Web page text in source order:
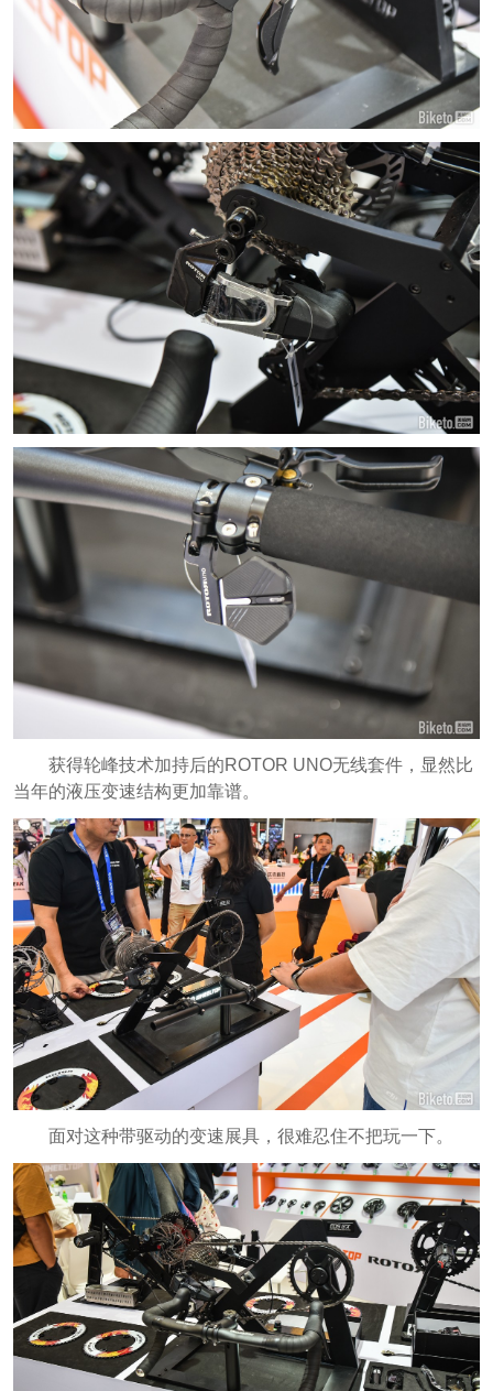
获得轮峰技术加持后的ROTOR UNO无线套件，显然比
当年的液压变速结构更加靠谱。
面对这种带驱动的变速展具，很难忍住不把玩一下。